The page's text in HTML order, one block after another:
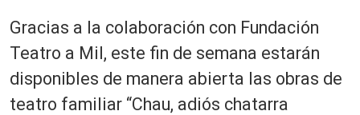
Gracias a la colaboración con Fundación
Teatro a Mil, este fin de semana estarán
disponibles de manera abierta las obras de
teatro familiar “Chau, adiós chatarra